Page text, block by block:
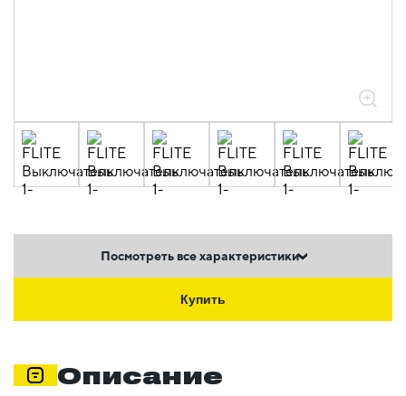
Посмотреть все характеристики
Купить
Описание